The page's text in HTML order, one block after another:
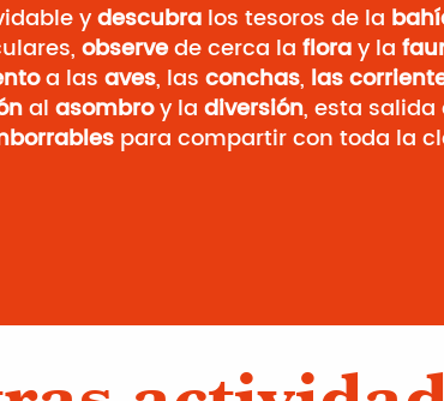
ydescubralos tesoros de la
observede cerca la floray la
a las aves, las conchas, las
al asombroy la diversión, esta
para compartir con toda la